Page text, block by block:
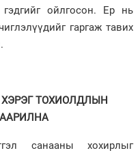
ойлгосон. Ер нь
гаргаж тавих
ТОХИОЛДЛЫН
санааны хохирлыг